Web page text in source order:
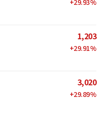
+29.93%
1,203
+29.91%
3,020
+29.89%